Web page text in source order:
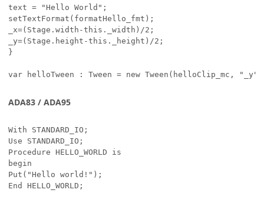
text = "Hello World";
setTextFormat(formatHello_fmt);
_x=(Stage.width-this._width)/2;
_y=(Stage.height-this._height)/2;
}
var helloTween : Tween = new Tween(helloClip_mc,
ADA83 / ADA95
With STANDARD_IO;
Use STANDARD_IO;
Procedure HELLO_WORLD is
begin
Put("Hello world!");
End HELLO_WORLD;